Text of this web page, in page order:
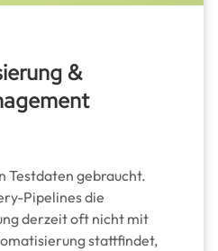
&
Testdaten gebraucht.
Pipelines die
derzeit oft nicht mit
stattfindet,